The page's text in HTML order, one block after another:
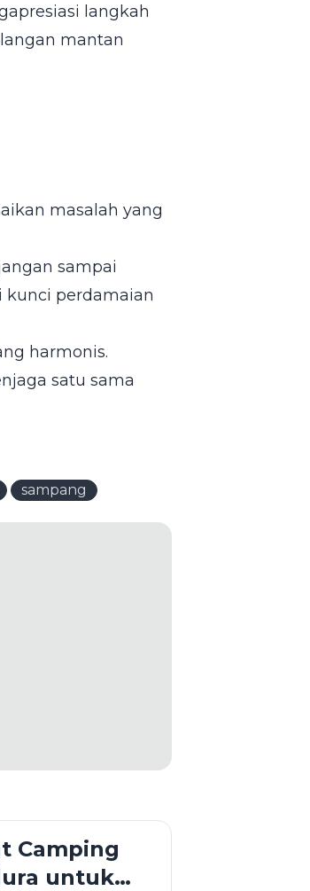
langkah
mantan
masalah yang
sampai
kunci perdamaian
harmonis.
satu sama
sampang
Camping
untuk